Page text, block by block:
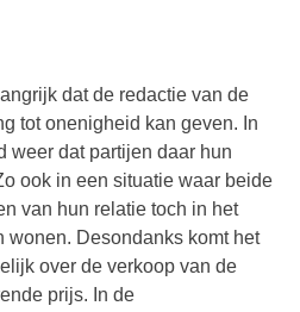
dat de redactie van de
tot onenigheid kan geven. In
weer dat partijen daar hun
ook in een situatie waar beide
van hun relatie toch in het
Desondanks komt het
over de verkoop van de
prijs. In de